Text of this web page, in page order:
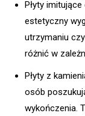
Płyty
estetyczny
utrzymaniu
różnić w
Płyty z
osób
wykończenia.